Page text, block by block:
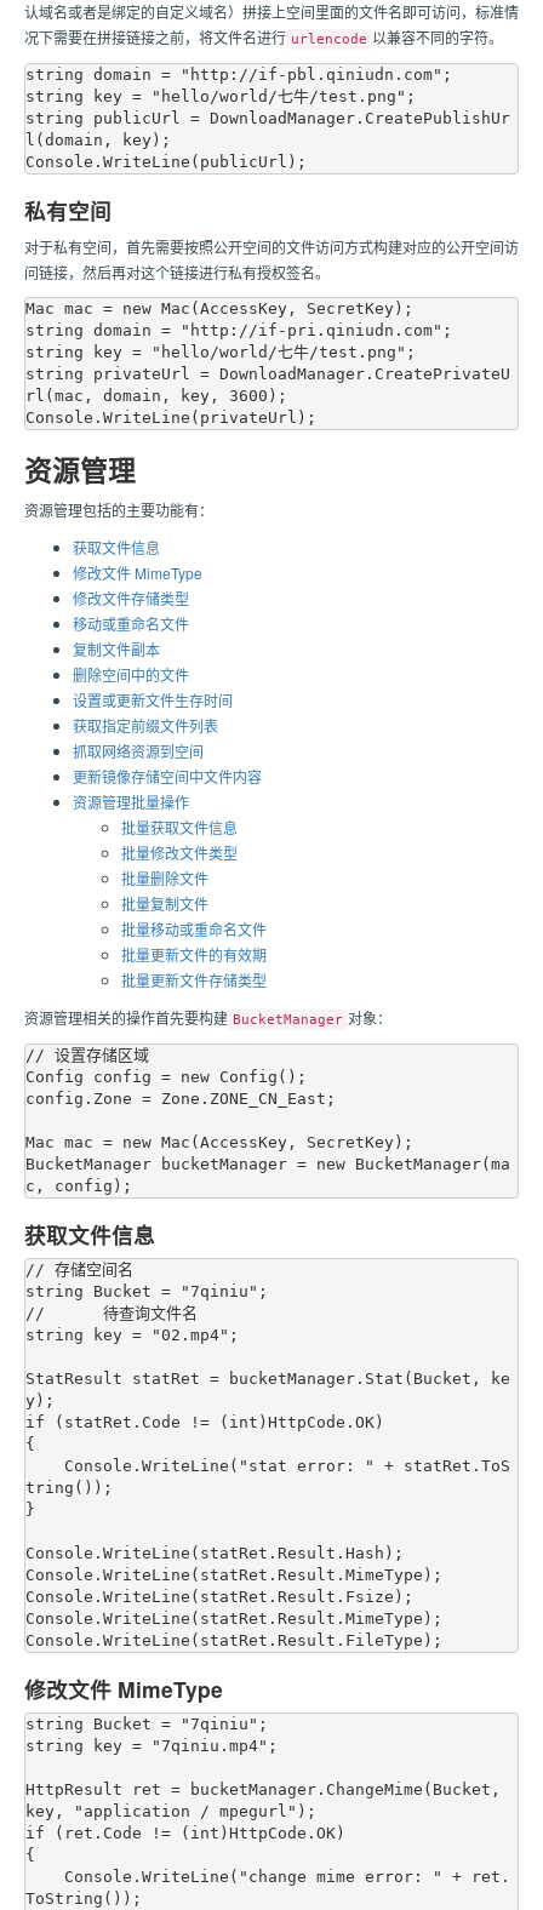
认域名或者是绑定的自定义域名）拼接上空间里面的文件名即可访问，标准情
况下需要在拼接链接之前，将文件名进行 urlencode 以兼容不同的字符。
string domain = "http://if-pbl.qiniudn.com";
string key = "hello/world/七牛/test.png";
string publicUrl = DownloadManager.CreatePublishUr
l(domain, key);
私有空间
对于私有空间，首先需要按照公开空间的文件访问方式构建对应的公开空间访
问链接，然后再对这个链接进行私有授权签名。
Mac mac = new Mac(AccessKey, SecretKey);
string domain = "http://if-pri.qiniudn.com";
string key = "hello/world/七牛/test.png";
string privateUrl = DownloadManager.CreatePrivateU
rl(mac, domain, key, 3600);
资源管理
资源管理包括的主要功能有：
获取文件信息
修改文件 MimeType
修改文件存储类型
移动或重命名文件
复制文件副本
删除空间中的文件
设置或更新文件生存时间
获取指定前缀文件列表
抓取网络资源到空间
更新镜像存储空间中文件内容
资源管理批量操作
批量获取文件信息
批量修改文件类型
批量删除文件
批量复制文件
批量移动或重命名文件
批量更新文件的有效期
批量更新文件存储类型
资源管理相关的操作首先要构建 BucketManager 对象：
// 设置存储区域
Config config = new Config();
config.Zone = Zone.ZONE_CN_East;
Mac mac = new Mac(AccessKey, SecretKey);
BucketManager bucketManager = new BucketManager(ma
获取文件信息
// 存储空间名
string Bucket = "7qiniu";
// 	待查询文件名
string key = "02.mp4";
StatResult statRet = bucketManager.Stat(Bucket, ke
y);
if (statRet.Code != (int)HttpCode.OK)
{
tring());
}
Console.WriteLine(statRet.Result.Hash);
Console.WriteLine(statRet.Result.MimeType);
Console.WriteLine(statRet.Result.Fsize);
Console.WriteLine(statRet.Result.MimeType);
修改文件 MimeType
string Bucket = "7qiniu";
string key = "7qiniu.mp4";
HttpResult ret = bucketManager.ChangeMime(Bucket,
key, "application / mpegurl");
if (ret.Code != (int)HttpCode.OK)
{
ToString());